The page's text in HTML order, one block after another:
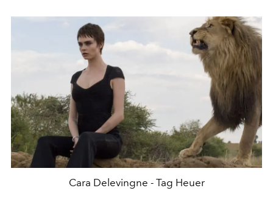
Cara Delevingne - Tag Heuer